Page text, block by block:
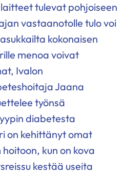
tulevat pohjoiseen
vastaanotolle tulo voi
kokonaisen
menoa voivat
Ivalon
Jaana
työnsä
diabetesta
on kehittänyt omat
kun on kova
kestää useita